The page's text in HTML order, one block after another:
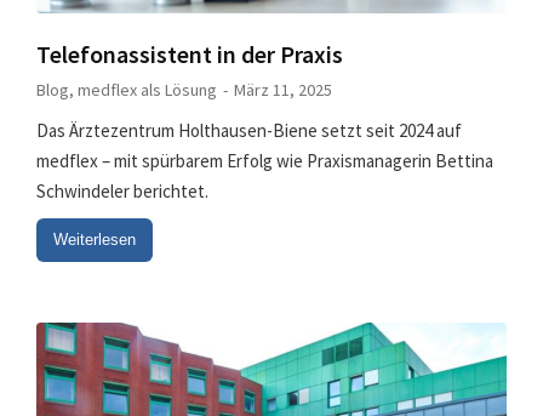
Telefonassistent in der Praxis
Blog, medflex als Lösung März 11, 2025
Das Ärztezentrum Holthausen-Biene setzt seit 2024 auf
medflex – mit spürbarem Erfolg wie Praxismanagerin Bettina
Schwindeler berichtet.
Weiterlesen